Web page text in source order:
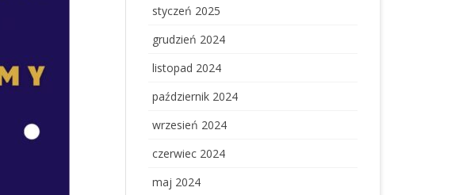
styczeń 2025
grudzień 2024
listopad 2024
październik 2024
wrzesień 2024
czerwiec 2024
maj 2024